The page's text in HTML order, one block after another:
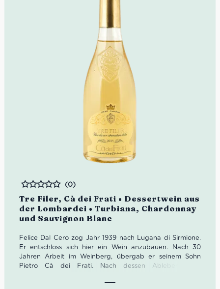
Tre Filer, Cà dei Frati • Dessertwein aus
der Lombardei • Turbiana, Chardonnay
und Sauvignon Blanc
Bewertet
(0)
Felice Dal Cero zog Jahr 1939 nach Lugana di Sirmione.
Er entschloss sich hier ein Wein anzubauen. Nach 30
Jahren Arbeit im Weinberg, übergab er seinem Sohn
Pietro Cà dei Frati. Nach dessen Ableben 2012
Igino, Gian Franco und Anna Maria das Weingut. Heute